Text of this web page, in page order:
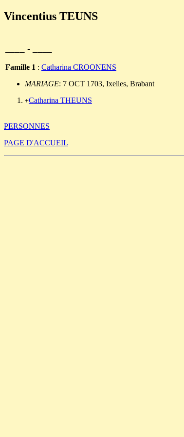
Vincentius TEUNS
____ - ____
Famille 1 : Catharina CROONENS
MARIAGE: 7 OCT 1703, Ixelles, Brabant
+Catharina THEUNS
PERSONNES
PAGE D'ACCUEIL